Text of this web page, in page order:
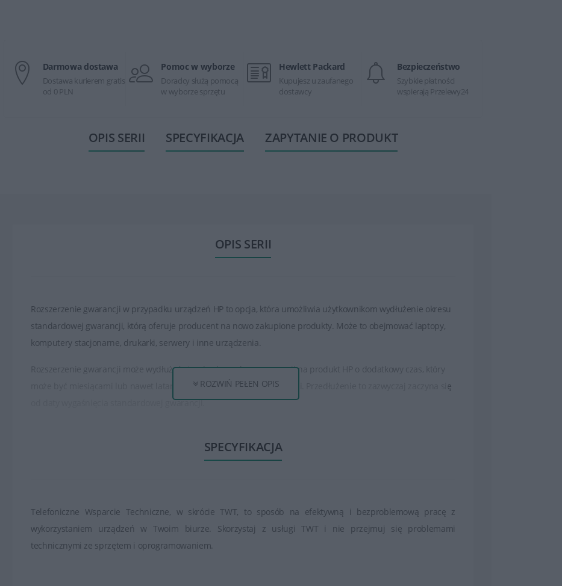
Darmowa dostawa
Dostawa kurierem gratis
od 0 PLN
Pomoc w wyborze
Doradcy służą pomocą
w wyborze sprzętu
Hewlett Packard
Kupujesz u zaufanego
dostawcy
Bezpieczeństwo
Szybkie płatności
wspierają Przelewy24
OPIS SERII SPECYFIKACJA ZAPYTANIE O PRODUKT
OPIS SERII
Rozszerzenie gwarancji w przypadku urządzeń HP to opcja, która umożliwia użytkownikom wydłużenie okresu
standardowej gwarancji, którą oferuje producent na nowo zakupione produkty. Może to obejmować laptopy,
komputery stacjonarne, drukarki, serwery i inne urządzenia.
Rozszerzenie gwarancji może wydłużyć standardowy okres gwarancji na produkt HP o dodatkowy czas, który
może być miesiącami lub nawet latami, w zależności od wybranej opcji. Przedłużenie to zazwyczaj zaczyna się
od daty wygaśnięcia standardowej gwarancji.
techniczna 24/7, priorytetowy serwis, możliwość wymiany urządzenia na nowe w przypadku niemożności
warunkami, zakresem pokrycia, okresem rozszerzenia oraz dodatkowymi korzyściami oferowanymi w ramach
konkretnego programu gwarancyjnego. To pozwala na dokonanie wyboru, który najlepiej odpowiada
potrzebom użytkownika oraz zapewnia odpowiednie wsparcie w przypadku ewentualnych problemów z
ROZWIŃ PEŁEN OPIS
SPECYFIKACJA
Telefoniczne Wsparcie Techniczne, w skrócie TWT, to sposób na efektywną i bezproblemową pracę z
wykorzystaniem urządzeń w Twoim biurze. Skorzystaj z usługi TWT i nie przejmuj się problemami
technicznymi ze sprzętem i oprogramowaniem.